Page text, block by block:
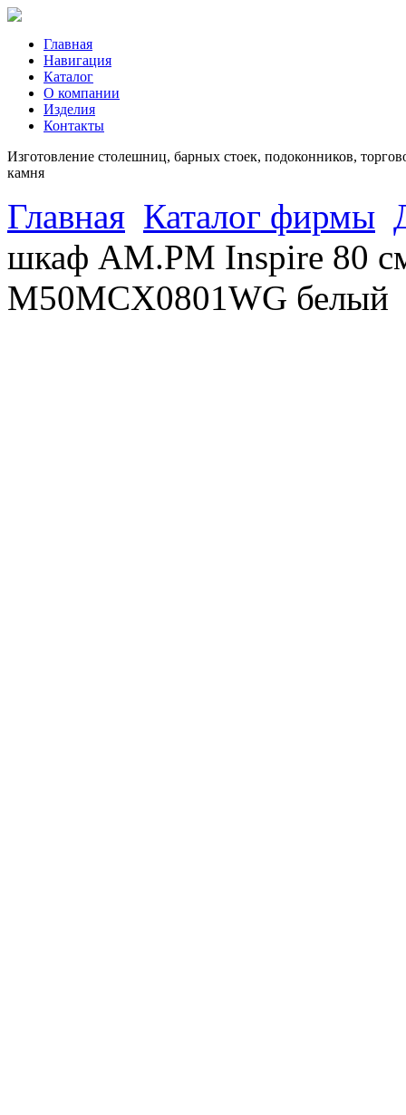
Главная
Навигация
Каталог
О компании
Изделия
Контакты
Изготовление столешниц, барных стоек, подоконников,
камня
Главная Каталог фирмы
шкаф AM.PM Inspire 80
M50MCX0801WG белый